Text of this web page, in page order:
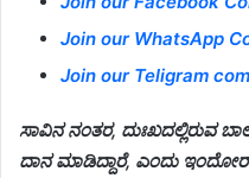
Join our WhatsApp
Join our Teligram
ಸಾವಿನ ನಂತರ, ದುಃಖದಲ್ಲಿರುವ
ದಾನ ಮಾಡಿದ್ದಾರೆ, ಎಂದು